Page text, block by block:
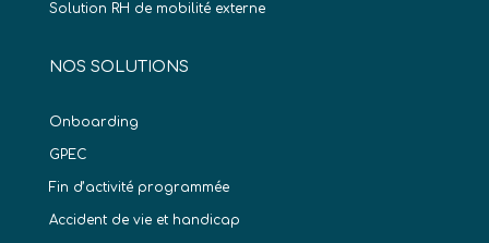
Solution RH de mobilité externe
NOS SOLUTIONS
Onboarding
GPEC
Fin d’activité programmée
Accident de vie et handicap